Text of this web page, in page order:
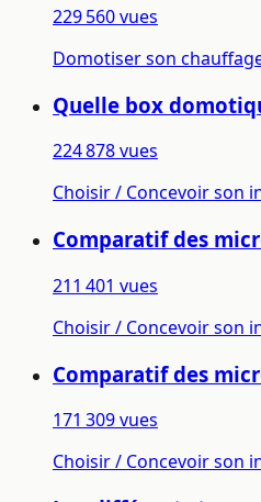
229 560 vues
Domotiser son
Quelle box
224 878 vues
Choisir / Concevoir son
Comparatif des
211 401 vues
Choisir / Concevoir son
Comparatif des
171 309 vues
Choisir / Concevoir son